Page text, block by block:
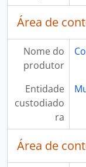
Área de
Nome do
produtor
Entidade
custodiado
ra
Área de